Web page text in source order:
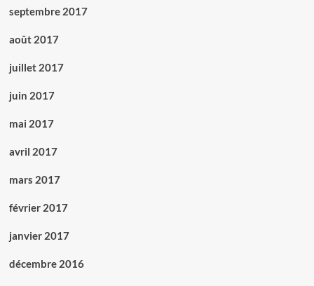
septembre 2017
août 2017
juillet 2017
juin 2017
mai 2017
avril 2017
mars 2017
février 2017
janvier 2017
décembre 2016